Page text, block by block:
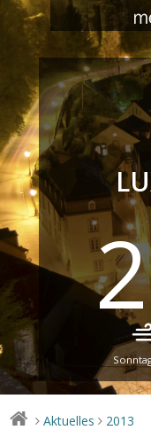
> Aktuelles > 2013